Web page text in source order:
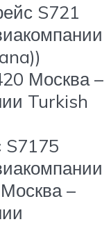
S721
Москва –
Turkish
S7175
–